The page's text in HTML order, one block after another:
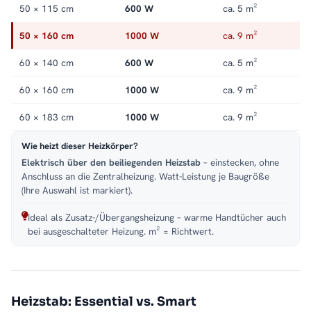
50 × 115 cm 600 W ca. 5 m²
50 × 160 cm 1000 W ca. 9 m²
60 × 140 cm 600 W ca. 5 m²
60 × 160 cm 1000 W ca. 9 m²
60 × 183 cm 1000 W ca. 9 m²
Wie heizt dieser Heizkörper?
Elektrisch über den beiliegenden Heizstab – einstecken, ohne
Anschluss an die Zentralheizung. Watt-Leistung je Baugröße
(Ihre Auswahl ist markiert).
Ideal als Zusatz-/Übergangsheizung – warme Handtücher auch
bei ausgeschalteter Heizung. m² = Richtwert.
Heizstab: Essential vs. Smart